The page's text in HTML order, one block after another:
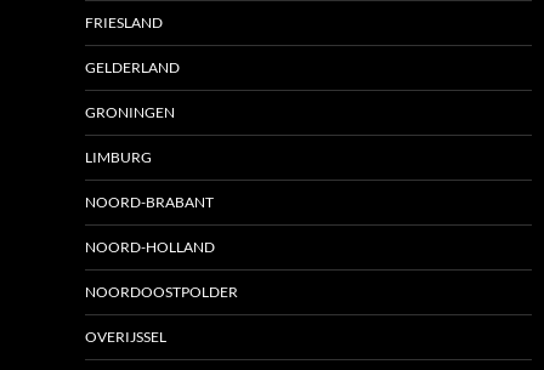
FRIESLAND
GELDERLAND
GRONINGEN
LIMBURG
NOORD-BRABANT
NOORD-HOLLAND
NOORDOOSTPOLDER
OVERIJSSEL